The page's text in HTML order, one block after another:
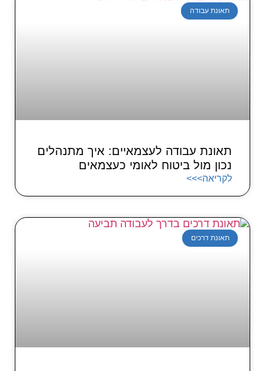
תאונת עבודה
תאונת עבודה לעצמאיים: איך מתנהלים
נכון מול ביטוח לאומי כעצמאים
לקריאה>>>
תאונת דרכים